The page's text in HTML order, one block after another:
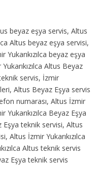
beyaz eşya servis, Altus
Altus beyaz eşya servisi,
Yukarıkızılca beyaz eşya
Altus Beyaz
servis, İzmir
Altus Beyaz Eşya servis
numarası, Altus İzmir
Yukarıkızılca Beyaz Eşya
Eşya teknik servisi, Altus
Altus İzmir Yukarıkızılca
Altus teknik servis
Eşya teknik servis